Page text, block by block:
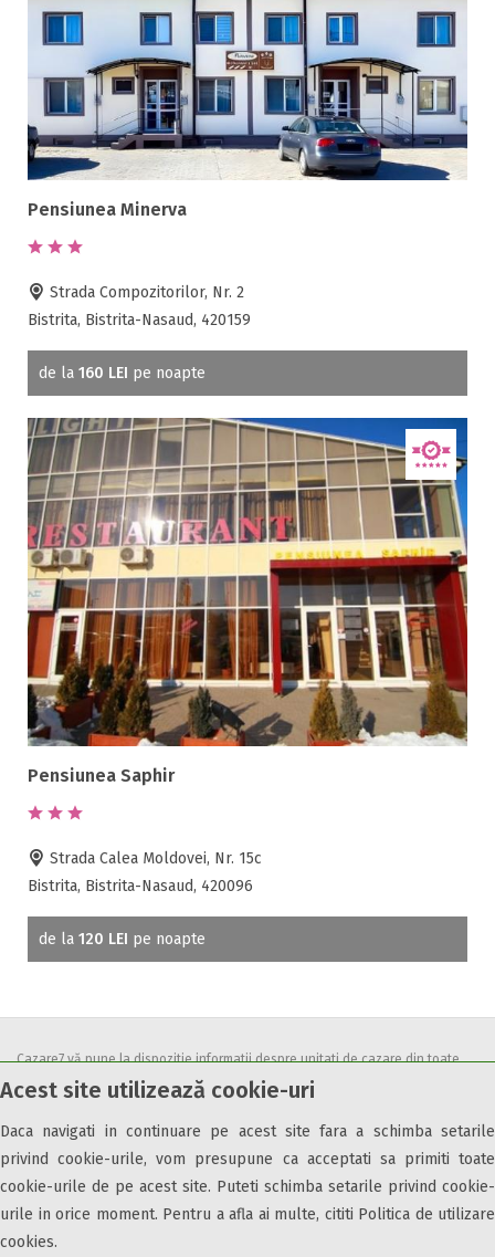
Acest site utilizează cookie-uri
Daca navigati in continuare pe acest site fara a schimba setarile
privind cookie-urile, vom presupune ca acceptati sa primiti toate
cookie-urile de pe acest site. Puteti schimba setarile privind cookie-
urile in orice moment. Pentru a afla ai multe, cititi Politica de utilizare
cookies.
Pensiunea Minerva
Strada Compozitorilor, Nr. 2
Bistrita, Bistrita-Nasaud, 420159
de la 160 LEI pe noapte
Pensiunea Saphir
Strada Calea Moldovei, Nr. 15c
Bistrita, Bistrita-Nasaud, 420096
de la 120 LEI pe noapte
Cazare7 vă pune la dispozitie informatii despre unitati de cazare din toate
zonele turistice, oferte speciale, rezervari online.
condițiilede utilizare.